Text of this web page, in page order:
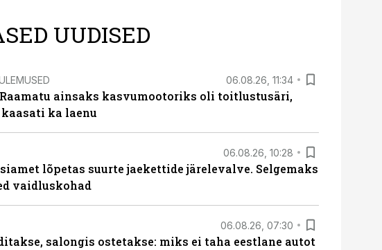
UUDISED
06.08.26, 11:34
ainsaks kasvumootoriks oli toitlustusäri,
ka laenu
06.08.26, 10:28
lõpetas suurte jaekettide järelevalve. Selgemaks
vaidluskohad
06.08.26, 07:30
salongis ostetakse: miks ei taha eestlane autot